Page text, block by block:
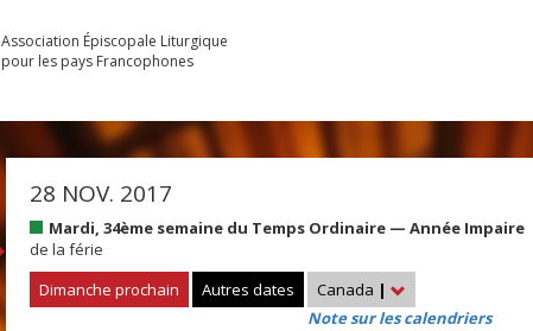
Association Épiscopale Liturgique
pour les pays Francophones
28 NOV. 2017
Mardi, 34ème semaine du Temps Ordinaire — Année Impaire
de la férie
Dimanche prochain
Autres dates Canada |
Note sur les calendriers